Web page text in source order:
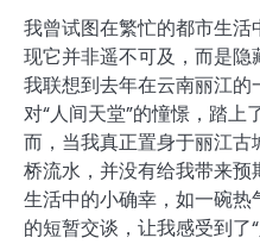
我曾试图在繁忙的都市生活
现它并非遥不可及，而是
我联想到去年在云南丽江
对“人间天堂”的憧憬，踏上
而，当我真正置身于丽江
桥流水，并没有给我带来
生活中的小确幸，如一碗
的短暂交谈，让我感受到了“